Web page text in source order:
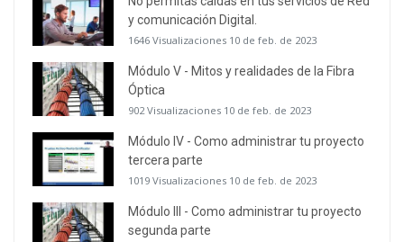
y comunicación Digital.
1646 Visualizaciones 10 de feb. de 2023
Módulo V - Mitos y realidades de la Fibra
Óptica
902 Visualizaciones 10 de feb. de 2023
Módulo IV - Como administrar tu proyecto
tercera parte
1019 Visualizaciones 10 de feb. de 2023
Módulo III - Como administrar tu proyecto
segunda parte